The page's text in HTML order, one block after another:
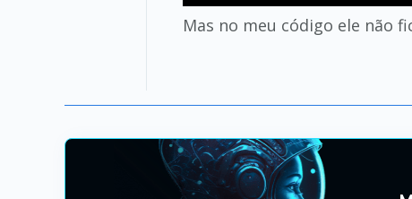
Mas no meu código ele não